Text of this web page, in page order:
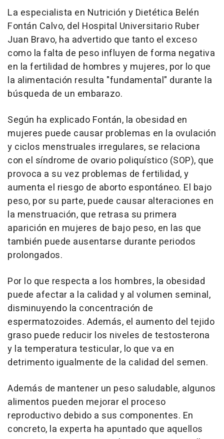
La especialista en Nutrición y Dietética Belén
Fontán Calvo, del Hospital Universitario Ruber
Juan Bravo, ha advertido que tanto el exceso
como la falta de peso influyen de forma negativa
en la fertilidad de hombres y mujeres, por lo que
la alimentación resulta "fundamental" durante la
búsqueda de un embarazo.
Según ha explicado Fontán, la obesidad en
mujeres puede causar problemas en la ovulación
y ciclos menstruales irregulares, se relaciona
con el síndrome de ovario poliquístico (SOP), que
provoca a su vez problemas de fertilidad, y
aumenta el riesgo de aborto espontáneo. El bajo
peso, por su parte, puede causar alteraciones en
la menstruación, que retrasa su primera
aparición en mujeres de bajo peso, en las que
también puede ausentarse durante periodos
prolongados.
Por lo que respecta a los hombres, la obesidad
puede afectar a la calidad y al volumen seminal,
disminuyendo la concentración de
espermatozoides. Además, el aumento del tejido
graso puede reducir los niveles de testosterona
y la temperatura testicular, lo que va en
detrimento igualmente de la calidad del semen.
Además de mantener un peso saludable, algunos
alimentos pueden mejorar el proceso
reproductivo debido a sus componentes. En
concreto, la experta ha apuntado que aquellos